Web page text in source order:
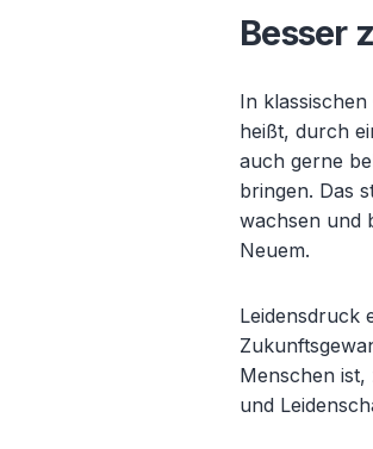
Besser
In
heißt, durch
auch gerne
bringen. Das
wachsen und
Neuem.
Leidensdruck
Menschen
und